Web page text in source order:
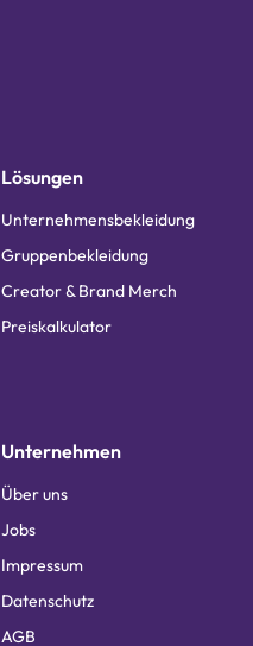
Lösungen
Unternehmensbekleidung
Gruppenbekleidung
Creator & Brand Merch
Preiskalkulator
Unternehmen
Über uns
Jobs
Impressum
Datenschutz
AGB